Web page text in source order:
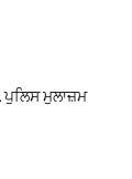
ਮੁਲਾਜ਼ਮ